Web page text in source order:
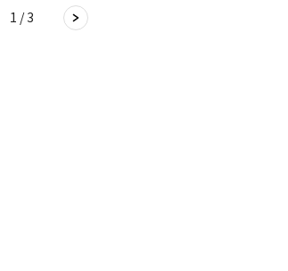
1 / 3